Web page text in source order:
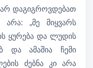
არ დაგიგროვდებათ
„მე მიყვარს
ყურება და ლუდის
და ამაშია ჩემი
ძებნა კი არა